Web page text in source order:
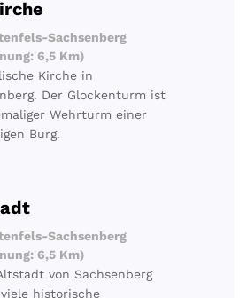
Sachsenberg
6,5 Km)
Kirche in
Der Glockenturm ist
Wehrturm einer
Burg.
Sachsenberg
6,5 Km)
von Sachsenberg
historische